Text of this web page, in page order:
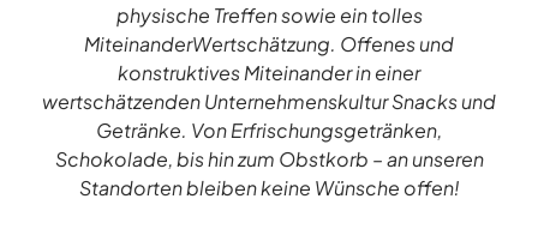
physische Treffen sowie ein tolles
MiteinanderWertschätzung. Offenes und
konstruktives Miteinander in einer
wertschätzenden Unternehmenskultur Snacks und
Getränke. Von Erfrischungsgetränken,
Schokolade, bis hin zum Obstkorb – an unseren
Standorten bleiben keine Wünsche offen!